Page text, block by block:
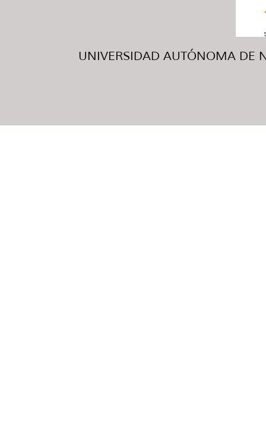
UNIVERSIDAD AUTÓNOMA DE